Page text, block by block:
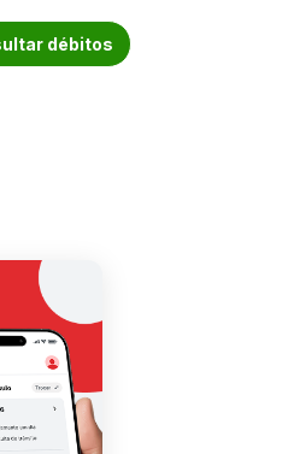
e muito mais. Acesse
débitos